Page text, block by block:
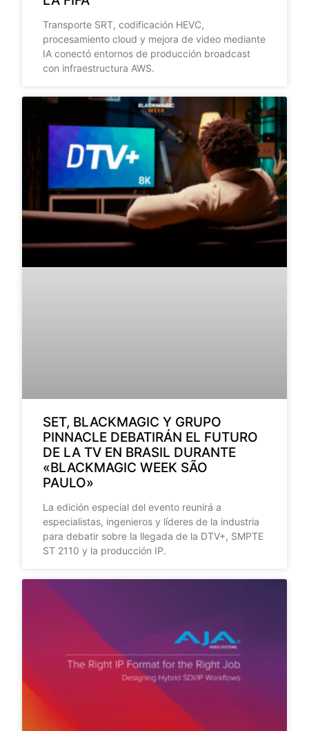
Transporte SRT, codificación HEVC,
procesamiento cloud y mejora de video mediante
IA conectó entornos de producción broadcast
con infraestructura AWS.
SET, BLACKMAGIC Y GRUPO
PINNACLE DEBATIRÁN EL FUTURO
DE LA TV EN BRASIL DURANTE
«BLACKMAGIC WEEK SÃO
PAULO»
La edición especial del evento reunirá a
especialistas, ingenieros y líderes de la industria
para debatir sobre la llegada de la DTV+, SMPTE
ST 2110 y la producción IP.